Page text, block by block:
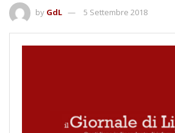
by GdL 5 Settembre 2018